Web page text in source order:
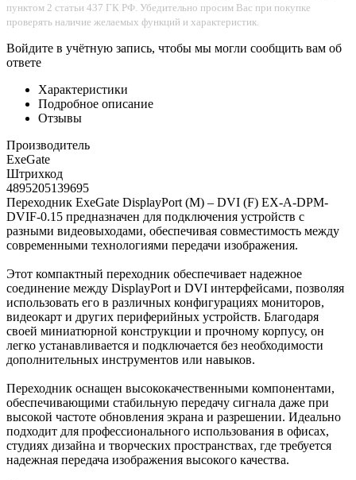
пунктом 2 статьи 437 ГК РФ. Убедительно просим Вас при покупке
проверять наличие желаемых функций и характеристик.
Войдите в учётную запись, чтобы мы могли сообщить вам об
ответе
Характеристики
Подробное описание
Отзывы
Производитель
ExeGate
Штрихкод
4895205139695
Переходник ExeGate DisplayPort (M) – DVI (F) EX-A-DPM-
DVIF-0.15 предназначен для подключения устройств с
разными видеовыходами, обеспечивая совместимость между
современными технологиями передачи изображения.
Этот компактный переходник обеспечивает надежное
соединение между DisplayPort и DVI интерфейсами, позволяя
использовать его в различных конфигурациях мониторов,
видеокарт и других периферийных устройств. Благодаря
своей миниатюрной конструкции и прочному корпусу, он
легко устанавливается и подключается без необходимости
дополнительных инструментов или навыков.
Переходник оснащен высококачественными компонентами,
обеспечивающими стабильную передачу сигнала даже при
высокой частоте обновления экрана и разрешении. Идеально
подходит для профессионального использования в офисах,
студиях дизайна и творческих пространствах, где требуется
надежная передача изображения высокого качества.